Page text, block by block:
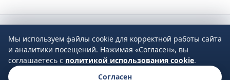
2026 © Управление образования Администрации МО Сухой Лог
624800, Свердловская область, г. Сухой Лог, ул. Кирова, дом 7
Мы используем файлы cookie для корректной работы сайта
и аналитики посещений. Нажимая «Согласен», вы
соглашаетесь с политикой использования cookie.
Согласен